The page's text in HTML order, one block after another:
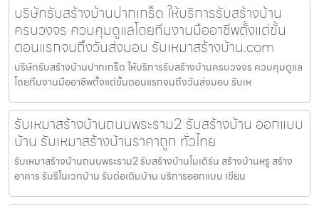
บริษัทรับสร้างบ้านปากเกร็ด ให้บริการรับสร้างบ้าน
ครบวงจร ควบคุมดูแลโดยทีมงานมืออาชีพตั้งแต่ขั้น
ตอนแรกจนถึงวันส่งมอบ รับเหมาสร้างบ้าน.com
บริษัทรับสร้างบ้านปากเกร็ด ให้บริการรับสร้างบ้านครบวงจร ควบคุมดูแล
โดยทีมงานมืออาชีพตั้งแต่ขั้นตอนแรกจนถึงวันส่งมอบ รับเห
รับเหมาสร้างบ้านถนนพระราม2 รับสร้างบ้าน ออกแบบ
บ้าน รับเหมาสร้างบ้านราคาถูก ทั่วไทย
รับเหมาสร้างบ้านถนนพระราม2 รับสร้างบ้านโมเดิร์น สร้างบ้านหรู สร้าง
อาคาร รับรีโนเวทบ้าน รับต่อเติมบ้าน บริการออกแบบ เขียน